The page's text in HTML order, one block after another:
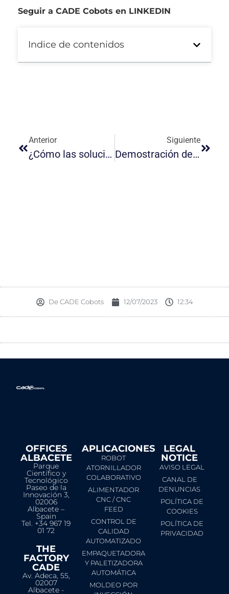
Seguir a CADE Cobots en LINKEDIN
Indice de contenidos
Anterior
¿Cómo las soluciones robóticas pueden ayudar a superar desafíos productivos?
Siguiente
Demostración de uso de robot colaborativo para el paletizado
De CADE Cobots 12/07/2023 12:34
OFFICES
ALBACETE
Parque
Científico y
Tecnológico
Paseo de la
Innovación 3,
02006
Albacete –
Spain
Tel. +34 967 19
01 72
THE
FACTORY
CADE
Av. Adeca, 55,
02007
Albacete -
APLICACIONES
ROBOT
ATORNILLADOR
COLABORATIVO
ALIMENTADOR
CNC / CNC
FEED
CONTROL DE
CALIDAD
AUTOMATIZADO
EMPAQUETADORA
Y PALETIZADORA
AUTOMÁTICA
MOLDEO POR
LEGAL
NOTICE​
AVISO LEGAL
CANAL DE
DENUNCIAS
POLÍTICA DE
COOKIES
POLÍTICA DE
PRIVACIDAD